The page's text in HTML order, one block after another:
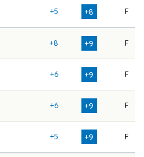
+5 +8 F
+8 +9 F
+6 +9 F
+6 +9 F
+5 +9 F